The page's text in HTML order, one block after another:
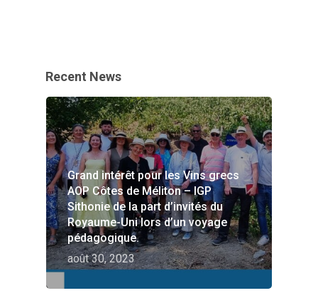
Recent News
Grand intérêt pour les Vins grecs
AOP Côtes de Méliton – IGP
Sithonie de la part d’invités du
Royaume-Uni lors d’un voyage
pédagogique.
août 30, 2023
HOME
VITICULTURE
ZONES DE VIN